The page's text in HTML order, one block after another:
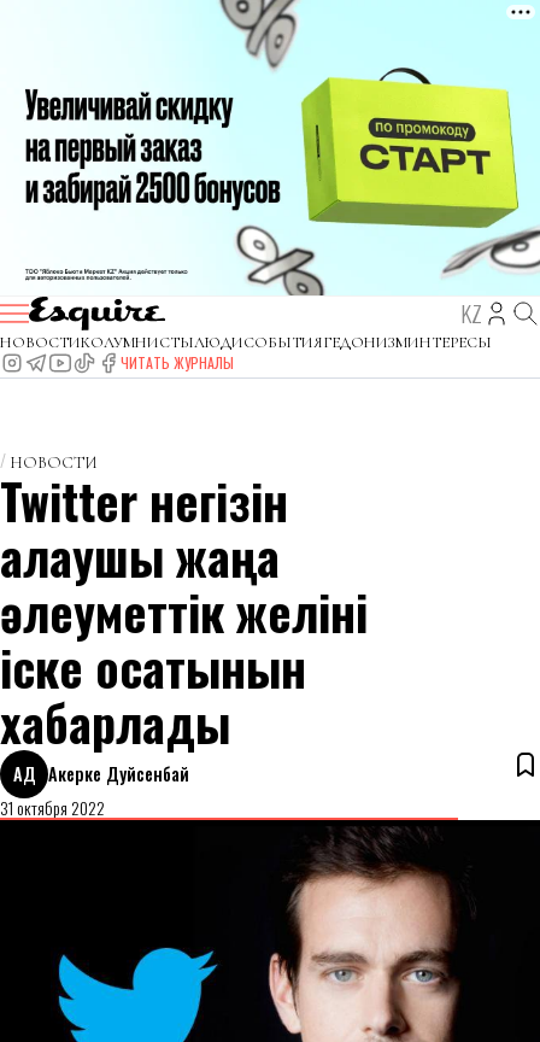
KZ
НОВОСТИКОЛУМНИСТЫЛЮДИСОБЫТИЯГЕДОНИЗМИНТЕРЕСЫ
ЧИТАТЬ ЖУРНАЛЫ
НОВОСТИ
Twitter негізін
қалаушы жаңа
әлеуметтік желіні
іске қосатынын
хабарлады
АД Акерке Дуйсенбай
31 октября 2022